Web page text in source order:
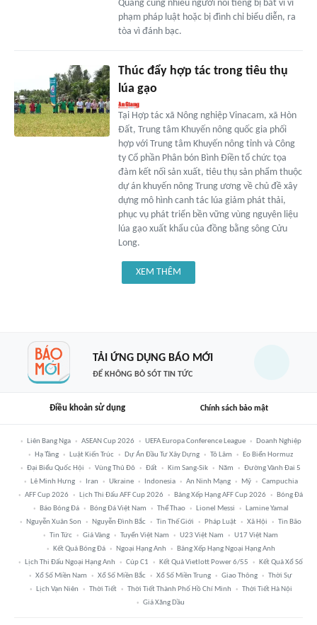
Quang cùng nhiều người nổi tiếng bị bắt vì vi
phạm pháp luật hoặc bị đình chỉ biểu diễn, ra
tòa vì đánh bạc.
Thúc đẩy hợp tác trong tiêu thụ
lúa gạo
Tại Hợp tác xã Nông nghiệp Vinacam, xã Hòn
Đất, Trung tâm Khuyến nông quốc gia phối
hợp với Trung tâm Khuyến nông tỉnh và Công
ty Cổ phần Phân bón Bình Điền tổ chức tọa
đàm kết nối sản xuất, tiêu thụ sản phẩm thuộc
dự án khuyến nông Trung ương về chủ đề xây
dựng mô hình canh tác lúa giảm phát thải,
phục vụ phát triển bền vững vùng nguyên liệu
lúa gạo xuất khẩu của đồng bằng sông Cửu
Long.
XEM THÊM
TẢI ỨNG DỤNG BÁO MỚI
ĐỂ KHÔNG BỎ SÓT TIN TỨC
Điều khoản sử dụng Chính sách bảo mật
Liên Bang Nga ASEAN Cup 2026 UEFA Europa Conference League
Doanh Nghiệp
Hạ Tầng
Luật Kiến Trúc Dự Án Đầu Tư Xây Dựng Tô Lâm
Eo Biển Hormuz
Đại Biểu Quốc Hội
Vùng Thủ Đô Đất Kim Sang-Sik Năm
Đường Vành Đai 5
Lê Minh Hưng
Iran Ukraine Indonesia An Ninh Mạng Mỹ
Campuchia
AFF Cup 2026
Lịch Thi Đấu AFF Cup 2026 Bảng Xếp Hạng AFF Cup 2026
Bóng Đá
Báo Bóng Đá
Bóng Đá Việt Nam Thể Thao Lionel Messi
Lamine Yamal
Nguyễn Xuân Son
Nguyễn Đình Bắc Tin Thế Giới Pháp Luật Xã Hội
Tin Bão
Tin Tức
Giá Vàng Tuyển Việt Nam U23 Việt Nam
U17 Việt Nam
Kết Quả Bóng Đá
Ngoại Hạng Anh
Bảng Xếp Hạng Ngoại Hạng Anh
Lịch Thi Đấu Ngoại Hạng Anh
Cúp C1 Kết Quả Vietlott Power 6/55
Kết Quả Xổ Số
Xổ Số Miền Nam
Xổ Số Miền Bắc Xổ Số Miền Trung Giao Thông
Thời Sự
Lịch Vạn Niên
Thời Tiết Thời Tiết Thành Phố Hồ Chí Minh
Thời Tiết Hà Nội
Giá Xăng Dầu